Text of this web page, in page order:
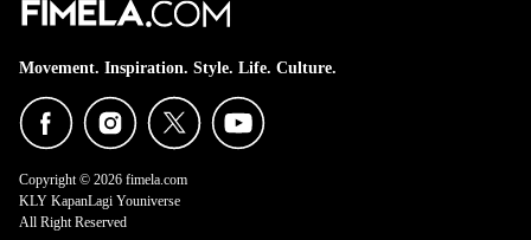
Movement. Inspiration. Style. Life. Culture.
Copyright © 2026 fimela.com
KLY KapanLagi Youniverse
All Right Reserved